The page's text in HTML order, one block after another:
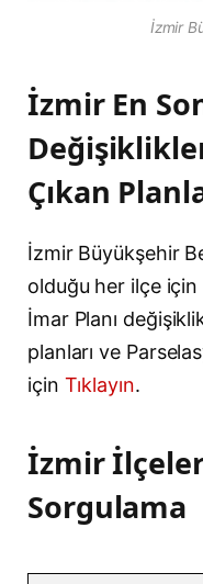
İzmir
İzmir En
Çıkan
İzmir Büyükşehir
olduğu her ilçe
İmar Planı
planları ve
için Tıklayın.
İzmir
Sorgulama